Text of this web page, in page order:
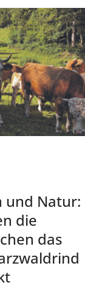
und Natur:
die
das